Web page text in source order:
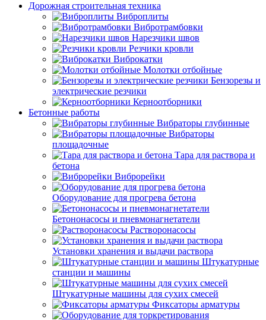
Дорожная строительная техника
Виброплиты
Вибротрамбовки
Нарезчики швов
Резчики кровли
Виброкатки
Молотки отбойные
Бензорезы и
электрические резчики
Керноотборники
Бетонные работы
Вибраторы глубинные
Вибраторы
площадочные
Тара для раствора и
бетона
Виброрейки
Оборудование для прогрева бетона
Бетононасосы и пневмонагнетатели
Растворонасосы
Установки хранения и выдачи раствора
Штукатурные
станции и машины
Штукатурные машины для сухих смесей
Фиксаторы арматуры